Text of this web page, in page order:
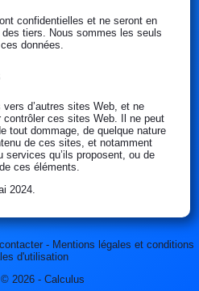
confidentielles et ne seront en
tiers. Nous sommes les seuls
données.
d’autres sites Web, et ne
contrôler ces sites Web. Il ne peut
tout dommage, de quelque nature
de ces sites, et notamment
qu’ils proposent, ou de
ces éléments.
2024.
- Mentions légales et conditions
d'utilisation
2026 - Calculus